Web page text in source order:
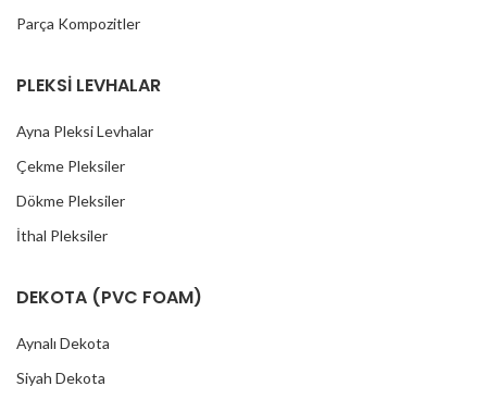
Parça Kompozitler
PLEKSİ LEVHALAR
Ayna Pleksi Levhalar
Çekme Pleksiler
Dökme Pleksiler
İthal Pleksiler
DEKOTA (PVC FOAM)
Aynalı Dekota
Siyah Dekota